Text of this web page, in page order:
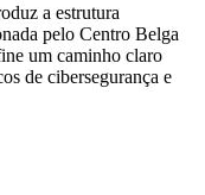
a estrutura
pelo Centro Belga
um caminho claro
de cibersegurança e